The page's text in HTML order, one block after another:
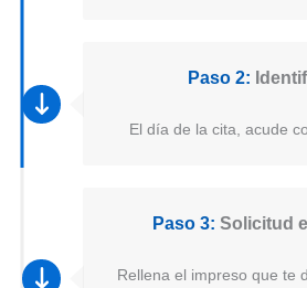
Paso 2:
El día de la cita, acude
Paso 3: Solicitud
Rellena el impreso que te